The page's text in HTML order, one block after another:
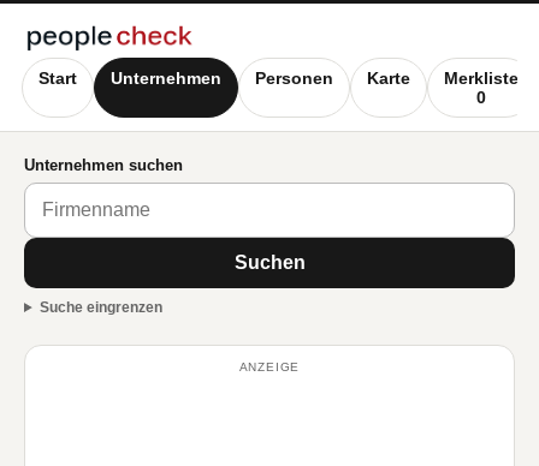
Start Unternehmen Personen Karte
Merkliste
0
Unternehmen suchen
Suchen
Suche eingrenzen
ANZEIGE